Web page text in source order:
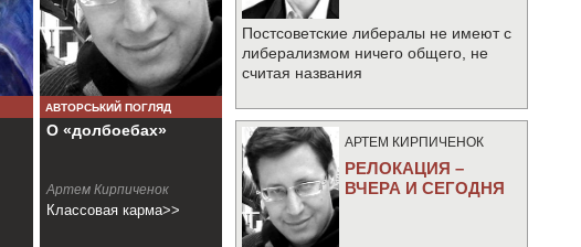
АВТОРСЬКИЙ ПОГЛЯД
О «долбоебах»
Артем Кирпиченок
Классовая карма>>
Постсоветские либералы не имеют с
либерализмом ничего общего, не
считая названия
АРТЕМ КИРПИЧЕНОК
РЕЛОКАЦИЯ –
ВЧЕРА И СЕГОДНЯ